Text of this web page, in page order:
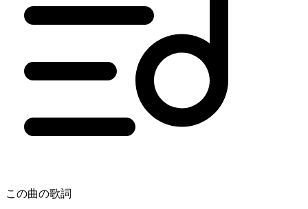
この曲の歌詞